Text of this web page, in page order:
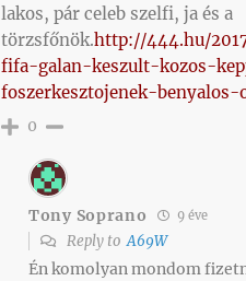
lakos, pár celeb szelfi, ja és a
törzsfőnök.http://444.hu/
fifa-galan-keszult-kozos-
foszerkesztojenek-
0
Tony Soprano 9 éve
Reply toA69W
Én komolyan mondom